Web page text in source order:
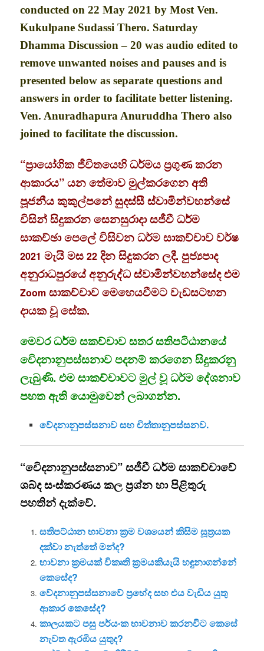
conducted on 22 May 2021 by Most Ven.
Kukulpane Sudassi Thero. Saturday
Dhamma Discussion – 20 was audio edited to
remove unwanted noises and pauses and is
presented below as separate questions and
answers in order to facilitate better listening.
Ven. Anuradhapura Anuruddha Thero also
joined to facilitate the discussion.
“ප්‍රායෝගික ජීවිතයෙහි ධර්මය ප්‍රගුණ කරන
ආකාරය” යන තේමාව මුල්කරගෙන අති
පූජනීය කුකුල්පනේ සුදස්සී ස්වාමින්වහන්සේ
විසින් සිදුකරන සෙනසුරාදා සජීවී ධර්ම
සාකච්ඡා පෙලේ විසිවන ධර්ම සාකච්චාව වර්ෂ
2021 මැයි මස22 දින සිදුකරන ලදී. පුජ්‍යපාද
අනුරාධපුරයේ අනුරුද්ධ ස්වාමින්වහන්සේද එම
Zoom සාකච්චාව මෙහෙයවීමට වැඩසටහන
දායක වූ සේක.
මෙවර ධර්ම සකච්චාව සතර සතිපටිඨානයේ
වෙිදනානුපස්සනාව පදනම් කරගෙන සිදුකරනු
ලැබුණි. එම සාකච්චාවට මුල් වූ ධර්ම දේශනාව
පහත ඇති යොමුවෙන් ලබාගන්න.
වේදනානුපස්සනාව සහ චිත්තානුපස්සනව.
“වෙිදනානුපස්සනාව” සජීවී ධර්ම සාකච්චාවේ
ශබ්ද සංස්කරණය කල ප්‍රශ්න හා පිළිතුරු
පහතින් දැක්වේ.
සතිපට්ඨාන භාවනා ක්‍රම වශයෙන් කිසිම සූත්‍රයක
දක්වා නැත්තේ මන්ද?
භාවනා ක්‍රමයක් විකෘති ක්‍රමයකියැයි හඳුනාගන්නේ
කෙසේද?
වේදනානුපස්සනාවේ ප්‍රභේද සහ එය වැඩිය යුතු
ආකාර කෙසේද?
කාලයකට පසු පර්යංක භාවනාව කරනවිට කෙසේ
නැවත ඇරඹිය යුතුද?